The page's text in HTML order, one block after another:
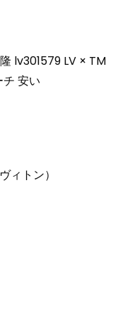
lv301579 LV × TM
安い
ィトン）